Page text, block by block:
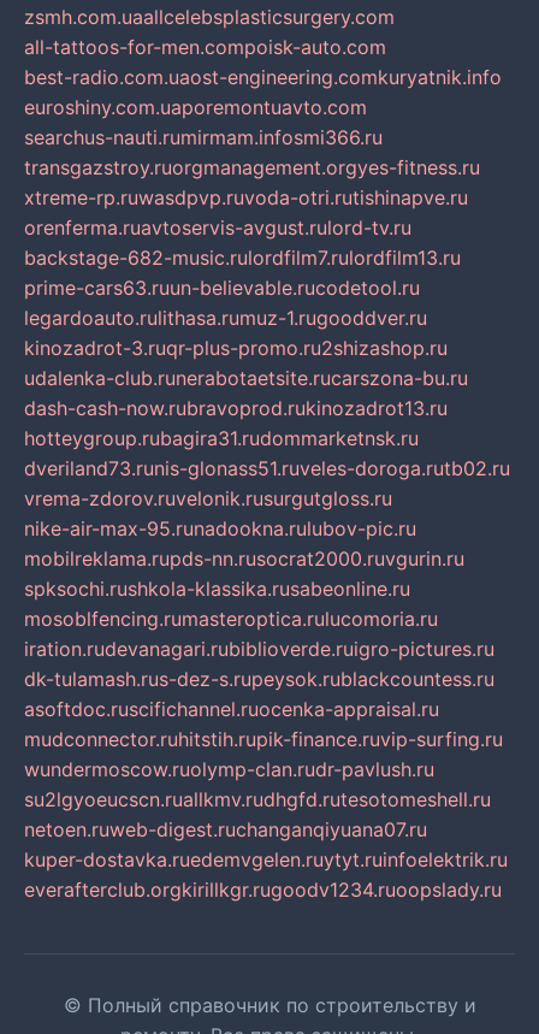
zsmh.com.uaallcelebsplasticsurgery.com
all-tattoos-for-men.compoisk-auto.com
best-radio.com.uaost-engineering.comkuryatnik.info
euroshiny.com.uaporemontuavto.com
searchus-nauti.rumirmam.infosmi366.ru
transgazstroy.ruorgmanagement.orgyes-fitness.ru
xtreme-rp.ruwasdpvp.ruvoda-otri.rutishinapve.ru
orenferma.ruavtoservis-avgust.rulord-tv.ru
backstage-682-music.rulordfilm7.rulordfilm13.ru
prime-cars63.ruun-believable.rucodetool.ru
legardoauto.rulithasa.rumuz-1.rugooddver.ru
kinozadrot-3.ruqr-plus-promo.ru2shizashop.ru
udalenka-club.runerabotaetsite.rucarszona-bu.ru
dash-cash-now.rubravoprod.rukinozadrot13.ru
hotteygroup.rubagira31.rudommarketnsk.ru
dveriland73.runis-glonass51.ruveles-doroga.rutb02.ru
vrema-zdorov.ruvelonik.rusurgutgloss.ru
nike-air-max-95.runadookna.rulubov-pic.ru
mobilreklama.rupds-nn.rusocrat2000.ruvgurin.ru
spksochi.rushkola-klassika.rusabeonline.ru
mosoblfencing.rumasteroptica.rulucomoria.ru
iration.rudevanagari.rubiblioverde.ruigro-pictures.ru
dk-tulamash.rus-dez-s.rupeysok.rublackcountess.ru
asoftdoc.ruscifichannel.ruocenka-appraisal.ru
mudconnector.ruhitstih.rupik-finance.ruvip-surfing.ru
wundermoscow.ruolymp-clan.rudr-pavlush.ru
su2lgyoeucscn.ruallkmv.rudhgfd.rutesotomeshell.ru
netoen.ruweb-digest.ruchanganqiyuana07.ru
kuper-dostavka.ruedemvgelen.ruytyt.ruinfoelektrik.ru
everafterclub.orgkirillkgr.rugoodv1234.ruoopslady.ru
© Полный справочник по строительству и